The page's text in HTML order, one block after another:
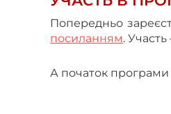
Попередньо
посиланням.
А початок